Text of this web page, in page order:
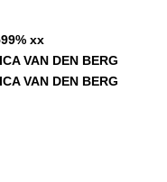
xx
VAN DEN BERG
VAN DEN BERG